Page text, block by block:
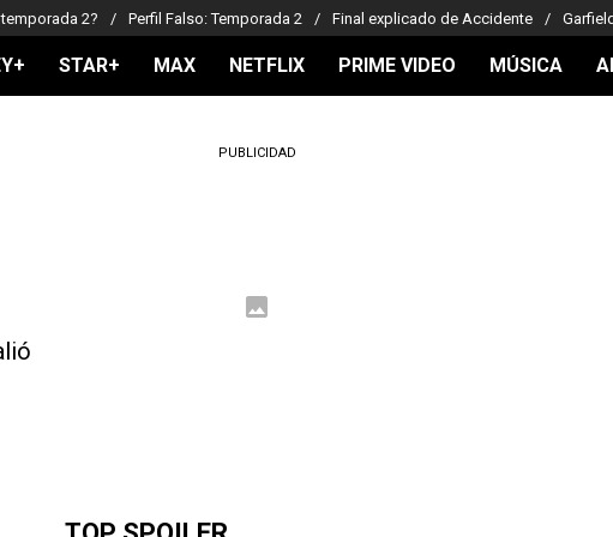
2? Perfil Falso: Temporada 2 Final explicado de Accidente
STAR+ MAX NETFLIX PRIME VIDEO MÚSICA
PUBLICIDAD